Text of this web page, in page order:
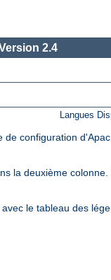
2.4
Langues
configuration
la deuxième
le tableau des